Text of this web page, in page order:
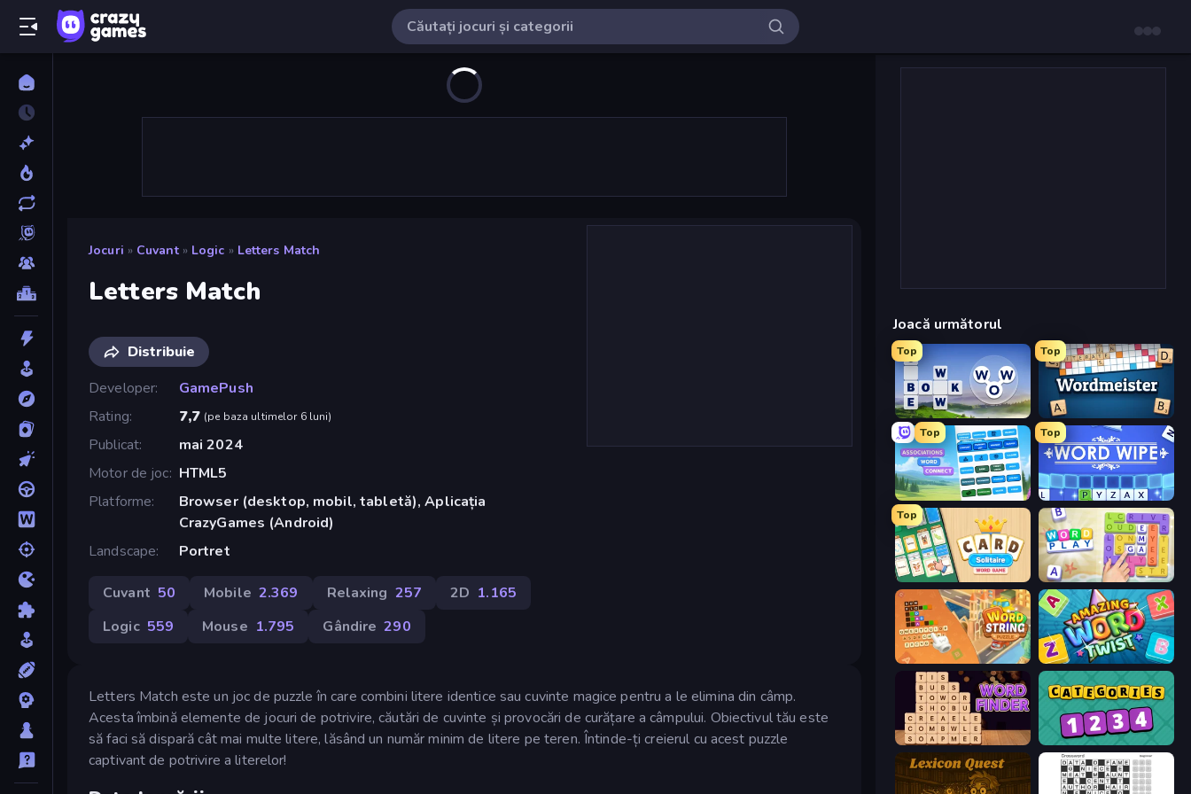
Jocuri » Cuvant » Logic » Letters Match
Letters Match
Distribuie
Developer
GamePush
Rating
7,7 (pe baza ultimelor 6 luni)
Publicat
mai 2024
Motor de joc HTML5
Platforme
Browser (desktop, mobil, tabletă), Aplicația
CrazyGames (Android)
Landscape
Portret
Cuvant 50 Mobile 2.369 Relaxing 257 2D 1.165
Logic 559 Mouse 1.795 Gândire 290
Letters Match este un joc de puzzle în care combini litere identice sau cuvinte magice pentru a le elimina din câmp.
Acesta îmbină elemente de jocuri de potrivire, căutări de cuvinte și provocări de curățare a câmpului. Obiectivul tău este
să faci să dispară cât mai multe litere, lăsând un număr minim de litere pe teren. Întinde-ți creierul cu acest puzzle
captivant de potrivire a literelor!
Joacă următorul
Top
Words of Wonders
Top
Wordmeister
Top
Associations - Word Connect
Top
Word Wipe
Top
Word Play
Word String Puzzle Amazing Word Twist
Word Finder Categories